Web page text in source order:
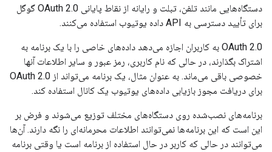
دستگاه‌هایی مانند تلفن، تبلت و رایانه از نقاط پایانی OAuth 2.0 گوگل
برای تأیید دسترسی به API داده یوتیوب استفاده می‌کنند.
OAuth 2.0 به کاربران اجازه می‌دهد داده‌های خاصی را با یک برنامه به
اشتراک بگذارند، در حالی که نام کاربری، رمز عبور و سایر اطلاعات آنها
خصوصی باقی می‌ماند. به عنوان مثال، یک برنامه می‌تواند از OAuth 2.0
برای دریافت مجوز بازیابی داده‌های یوتیوب یک کانال استفاده کند.
برنامه‌های نصب‌شده روی دستگاه‌های مختلف توزیع می‌شوند و فرض بر
این است که این برنامه‌ها نمی‌توانند اطلاعات محرمانه‌ای را نگه دارند. آن‌ها
می‌توانند در حالی که کاربر در حال استفاده از برنامه است یا وقتی برنامه